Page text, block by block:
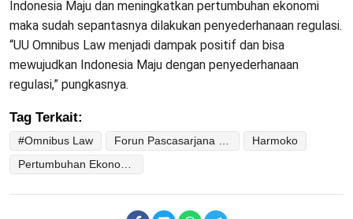
Indonesia Maju dan meningkatkan pertumbuhan ekonomi
maka sudah sepantasnya dilakukan penyederhanaan regulasi.
“UU Omnibus Law menjadi dampak positif dan bisa
mewujudkan Indonesia Maju dengan penyederhanaan
regulasi,” pungkasnya.
Tag Terkait:
#Omnibus Law Forun Pascasarjana Indonesia (FORMAPSI)
Harmoko
Pertumbuhan Ekonomi Indonesia